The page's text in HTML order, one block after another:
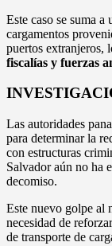
Este caso se suma a
cargamentos
puertos extranjeros,
fiscalías y fuerzas
Las autoridades
para determinar la
con estructuras
Salvador aún no ha
decomiso.
Este nuevo golpe al
necesidad de
de transporte de